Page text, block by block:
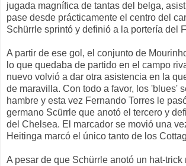
jugada magnífica de tantas del belga,
pase desde prácticamente el centro del
Schürrle sprintó y definió a la portería del
A partir de ese gol, el conjunto de
lo que quedaba de partido en el campo
nuevo volvió a dar otra asistencia en la
de maravilla. Con todo a favor, los 'blues'
hambre y esta vez Fernando Torres le
germano Scürrle que anotó el tercero y
del Chelsea. El marcador se movió una
Heitinga marcó el único tanto de los
A pesar de que Schürrle anotó un hat-trick